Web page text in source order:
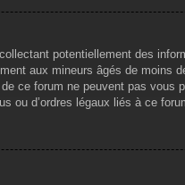
potentiellement des
aux mineurs âgés de moins
ce forum ne peuvent pas vous
ou d’ordres légaux liés à ce